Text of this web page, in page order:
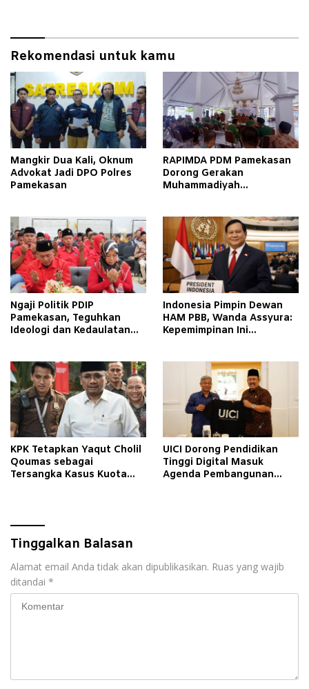
Rekomendasi untuk kamu
Mangkir Dua Kali, Oknum
Advokat Jadi DPO Polres
Pamekasan
RAPIMDA PDM Pamekasan
Dorong Gerakan
Muhammadiyah
Ngaji Politik PDIP
Pamekasan, Teguhkan
Ideologi dan Kedaulatan
Indonesia Pimpin Dewan
HAM PBB, Wanda Assyura:
Kepemimpinan Ini
KPK Tetapkan Yaqut Cholil
Qoumas sebagai
Tersangka Kasus Kuota
UICI Dorong Pendidikan
Tinggi Digital Masuk
Agenda Pembangunan
Tinggalkan Balasan
Alamat email Anda tidak akan dipublikasikan. Ruas yang wajib
ditandai *